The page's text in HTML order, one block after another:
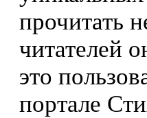
прочитать
читателей
это
портале